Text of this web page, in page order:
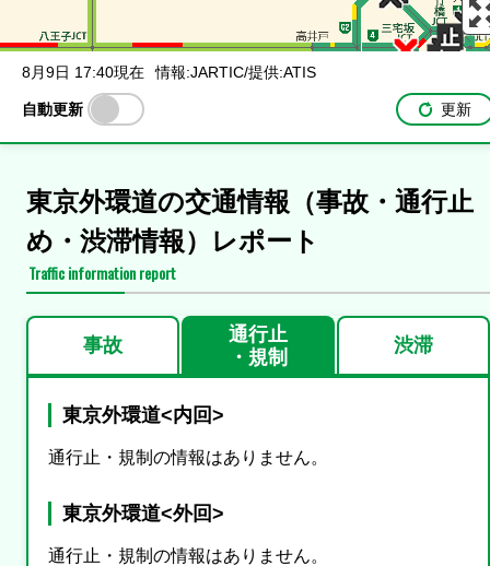
有料登録ユーザー限定 IC間所要時間
インター間の所要時間を表示
8月9日 17:40現在 情報:JARTIC/提供:ATIS
自動更新 更新
東京外環道の交通情報（事故・通行止
め・渋滞情報）レポート
Traffic information report
事故
通行止
・規制
渋滞
東京外環道<内回>
通行止・規制の情報はありません。
東京外環道<外回>
通行止・規制の情報はありません。